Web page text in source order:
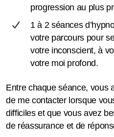
progression au plus
1 à 2 séances
votre parcours pour
votre inconscient, à
votre moi profond.
Entre chaque séance, vous
de me contacter lorsque
difficiles et que vous avez
de réassurance et de